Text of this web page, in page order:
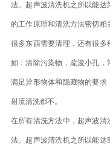
法。超声波清洗机之所以能达
的工作原理和清洗方法密切相
很多东西需要清理，还有很多
如：清除污染物，疏浚小孔，
满足异形物体和隐藏物的要求
射流清洗都不。
在所有清洗方法中，超声波清
法。超声波清洗机之所以能达